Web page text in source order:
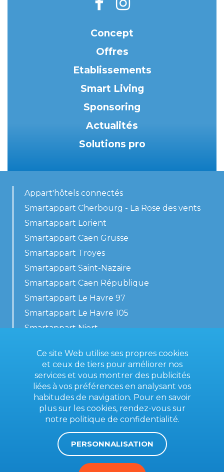
Concept
Offres
Etablissements
Smart Living
Sponsoring
Actualités
Solutions pro
Appart'hôtels connectés
Smartappart Cherbourg - La Rose des vents
Smartappart Lorient
Smartappart Caen Grusse
Smartappart Troyes
Smartappart Saint-Nazaire
Smartappart Caen République
Smartappart Le Havre 97
Smartappart Le Havre 105
Smartappart Niort
Contactez-nous
Conditions générales
Mentions légales
Ce site Web utilise ses propres cookies
et ceux de tiers pour améliorer nos
services et vous montrer des publicités
liées à vos préférences en analysant vos
habitudes de navigation. Pour en savoir
plus sur les cookies, rendez-vous sur
notre politique de confidentialité.
PERSONNALISATION